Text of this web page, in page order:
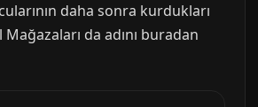
daha sonra kurdukları
da adını buradan